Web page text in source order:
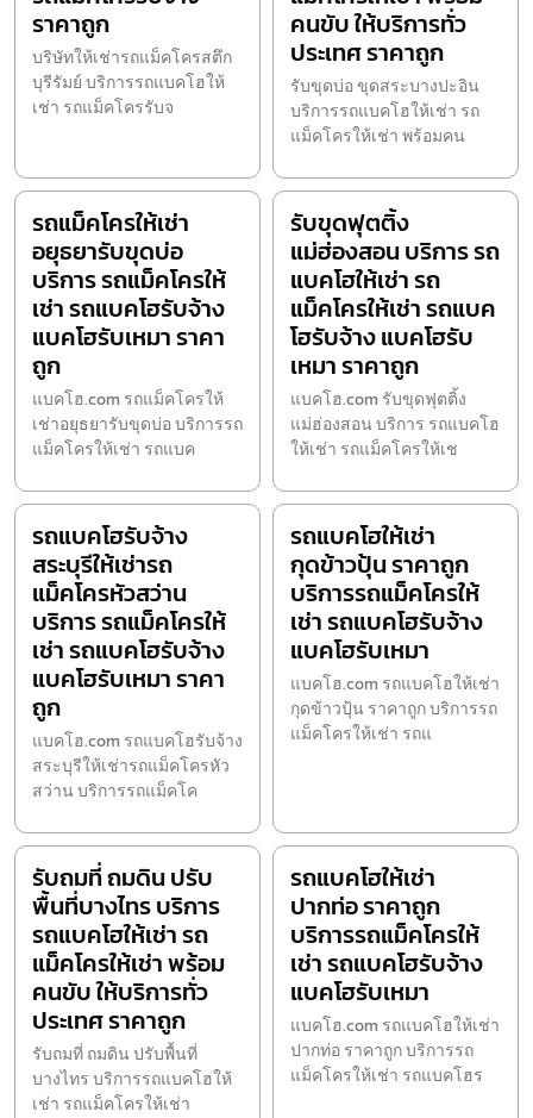
ราคาถูก
บริษัทให้เช่ารถแม็คโครสตึก
บุรีรัมย์ บริการรถแบคโฮให้
เช่า รถแม็คโครรับจ
คนขับ ให้บริการทั่ว
ประเทศ ราคาถูก
รับขุดบ่อ ขุดสระบางปะอิน
บริการรถแบคโฮให้เช่า รถ
แม็คโครให้เช่า พร้อมคน
รถแม็คโครให้เช่า
อยุธยารับขุดบ่อ
บริการ รถแม็คโครให้
เช่า รถแบคโฮรับจ้าง
แบคโฮรับเหมา ราคา
ถูก
แบคโฮ.com รถแม็คโครให้
เช่าอยุธยารับขุดบ่อ บริการรถ
แม็คโครให้เช่า รถแบค
รับขุดฟุตติ้ง
แม่ฮ่องสอน บริการ รถ
แบคโฮให้เช่า รถ
แม็คโครให้เช่า รถแบค
โฮรับจ้าง แบคโฮรับ
เหมา ราคาถูก
แบคโฮ.com รับขุดฟุตติ้ง
แม่ฮ่องสอน บริการ รถแบคโฮ
ให้เช่า รถแม็คโครให้เช
รถแบคโฮรับจ้าง
สระบุรีให้เช่ารถ
แม็คโครหัวสว่าน
บริการ รถแม็คโครให้
เช่า รถแบคโฮรับจ้าง
แบคโฮรับเหมา ราคา
ถูก
แบคโฮ.com รถแบคโฮรับจ้าง
สระบุรีให้เช่ารถแม็คโครหัว
สว่าน บริการรถแม็คโค
รถแบคโฮให้เช่า
กุดข้าวปุ้น ราคาถูก
บริการรถแม็คโครให้
เช่า รถแบคโฮรับจ้าง
แบคโฮรับเหมา
แบคโฮ.com รถแบคโฮให้เช่า
กุดข้าวปุ้น ราคาถูก บริการรถ
แม็คโครให้เช่า รถแ
รับถมที่ ถมดิน ปรับ
พื้นที่บางไทร บริการ
รถแบคโฮให้เช่า รถ
แม็คโครให้เช่า พร้อม
คนขับ ให้บริการทั่ว
ประเทศ ราคาถูก
รับถมที่ ถมดิน ปรับพื้นที่
บางไทร บริการรถแบคโฮให้
เช่า รถแม็คโครให้เช่า
รถแบคโฮให้เช่า
ปากท่อ ราคาถูก
บริการรถแม็คโครให้
เช่า รถแบคโฮรับจ้าง
แบคโฮรับเหมา
แบคโฮ.com รถแบคโฮให้เช่า
ปากท่อ ราคาถูก บริการรถ
แม็คโครให้เช่า รถแบคโฮร